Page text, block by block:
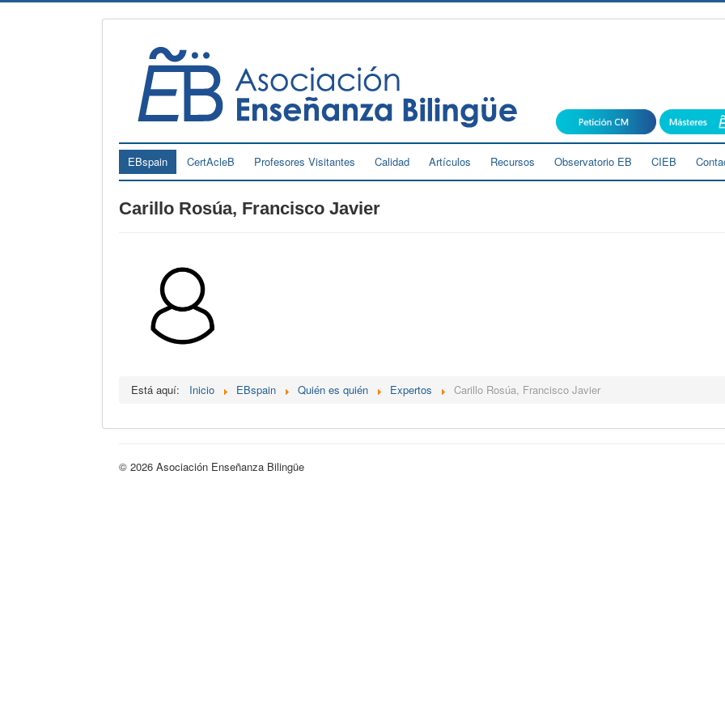
EBspain CertAcleB Profesores Visitantes Calidad Artículos Recursos Observatorio EB CIEB
Carillo Rosúa, Francisco Javier
Está aquí: Inicio EBspain Quién es quién Expertos Carillo Rosúa, Francisco Javier
© 2026 Asociación Enseñanza Bilingüe